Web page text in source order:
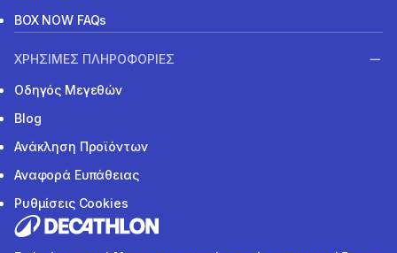
BOX NOW FAQs
ΧΡΗΣΙΜΕΣ ΠΛΗΡΟΦΟΡΙΕΣ
Οδηγός Μεγεθών
Blog
Ανάκληση Προϊόντων
Αναφορά Ευπάθειας
Ρυθμίσεις Cookies